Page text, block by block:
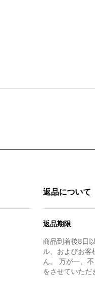
返品について
返品期限
商品到着後8日
ル、およびお客
ん。 万が一、
をさせていただ